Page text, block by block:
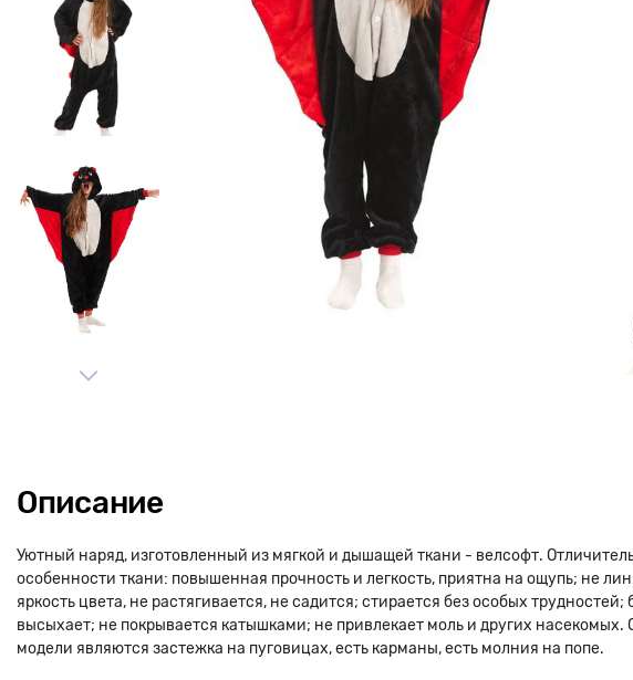
Описание
Уютный наряд, изготовленный из мягкой и дышащей ткани - велсофт.
особенности ткани: повышенная прочность и легкость, приятна на ощупь; не
яркость цвета, не растягивается, не садится; стирается без особых трудностей;
высыхает; не покрывается катышками; не привлекает моль и других насекомых.
модели являются застежка на пуговицах, есть карманы, есть молния на попе.